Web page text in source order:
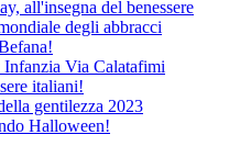
all'insegna del benessere
degli abbracci
Infanzia Via Calatafimi
italiani!
gentilezza 2023
Halloween!